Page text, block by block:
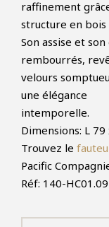
raffinement
structure en bois
Son assise et
rembourrés,
velours
une élégance
intemporelle.
Dimensions: L
Trouvez le
Pacific
Réf: 140-